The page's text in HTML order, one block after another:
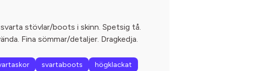
stövlar/boots i skinn. Spetsig tå.
Fina sömmar/detaljer. Dragkedja.
svartaboots
högklackat